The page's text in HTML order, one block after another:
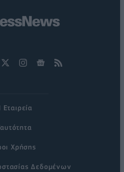
Εταιρεία
Χρήσης
Δεδομένων